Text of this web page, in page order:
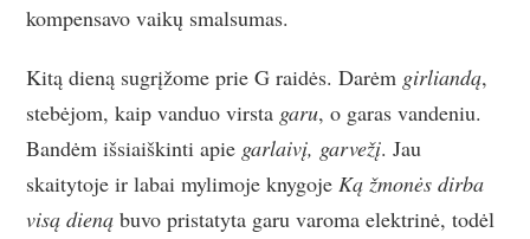
kompensavo vaikų smalsumas.
Kitą dieną sugrįžome prie G raidės. Darėm girliandą,
stebėjom, kaip vanduo virsta garu, o garas vandeniu.
Bandėm išsiaiškinti apie garlaivį, garvežį. Jau
skaitytoje ir labai mylimoje knygojeKą žmonės dirba
visą dieną buvo pristatyta garu varoma elektrinė, todėl